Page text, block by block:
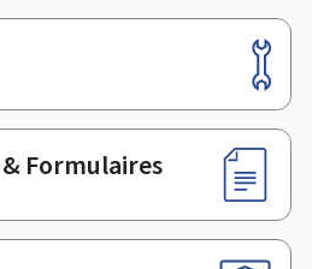
Formulaires